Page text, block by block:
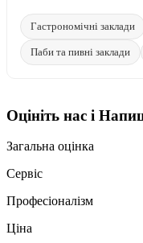
Гастрономічні заклади
Паби та пивні заклади
Оцініть нас і
Загальна оцінка
Сервіс
Професіоналізм
Ціна